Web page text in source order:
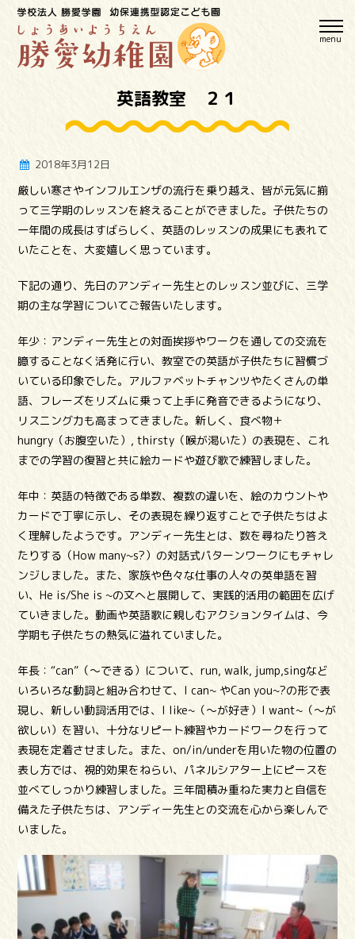
英語教室 ２１
2018年3月12日
厳しい寒さやインフルエンザの流行を乗り越え、皆が元気に揃
って三学期のレッスンを終えることができました。子供たちの
一年間の成長はすばらしく、英語のレッスンの成果にも表れて
いたことを、大変嬉しく思っています。
下記の通り、先日のアンディー先生とのレッスン並びに、三学
期の主な学習についてご報告いたします。
年少：アンディー先生との対面挨拶やワークを通しての交流を
臆することなく活発に行い、教室での英語が子供たちに習慣づ
いている印象でした。アルファベットチャンツやたくさんの単
語、フレーズをリズムに乗って上手に発音できるようになり、
リスニング力も高まってきました。新しく、食べ物＋
hungry（お腹空いた）, thirsty（喉が渇いた）の表現を、これ
までの学習の復習と共に絵カードや遊び歌で練習しました。
年中：英語の特徴である単数、複数の違いを、絵のカウントや
カードで丁寧に示し、その表現を繰り返すことで子供たちはよ
く理解したようです。アンディー先生とは、数を尋ねたり答え
たりする（How many~s?）の対話式パターンワークにもチャレ
ンジしました。また、家族や色々な仕事の人々の英単語を習
い、He is/She is ~の文へと展開して、実践的活用の範囲を広げ
ていきました。動画や英語歌に親しむアクションタイムは、今
学期も子供たちの熱気に溢れていました。
年長：“can”（～できる）について、run, walk, jump,singなど
いろいろな動詞と組み合わせて、I can~ やCan you~?の形で表
現し、新しい動詞活用では、I like~（～が好き）I want~（～が
欲しい）を習い、十分なリピート練習やカードワークを行って
表現を定着させました。また、on/in/underを用いた物の位置の
表し方では、視的効果をねらい、パネルシアター上にピースを
並べてしっかり練習しました。三年間積み重ねた実力と自信を
備えた子供たちは、アンディー先生との交流を心から楽しんで
いました。
menu